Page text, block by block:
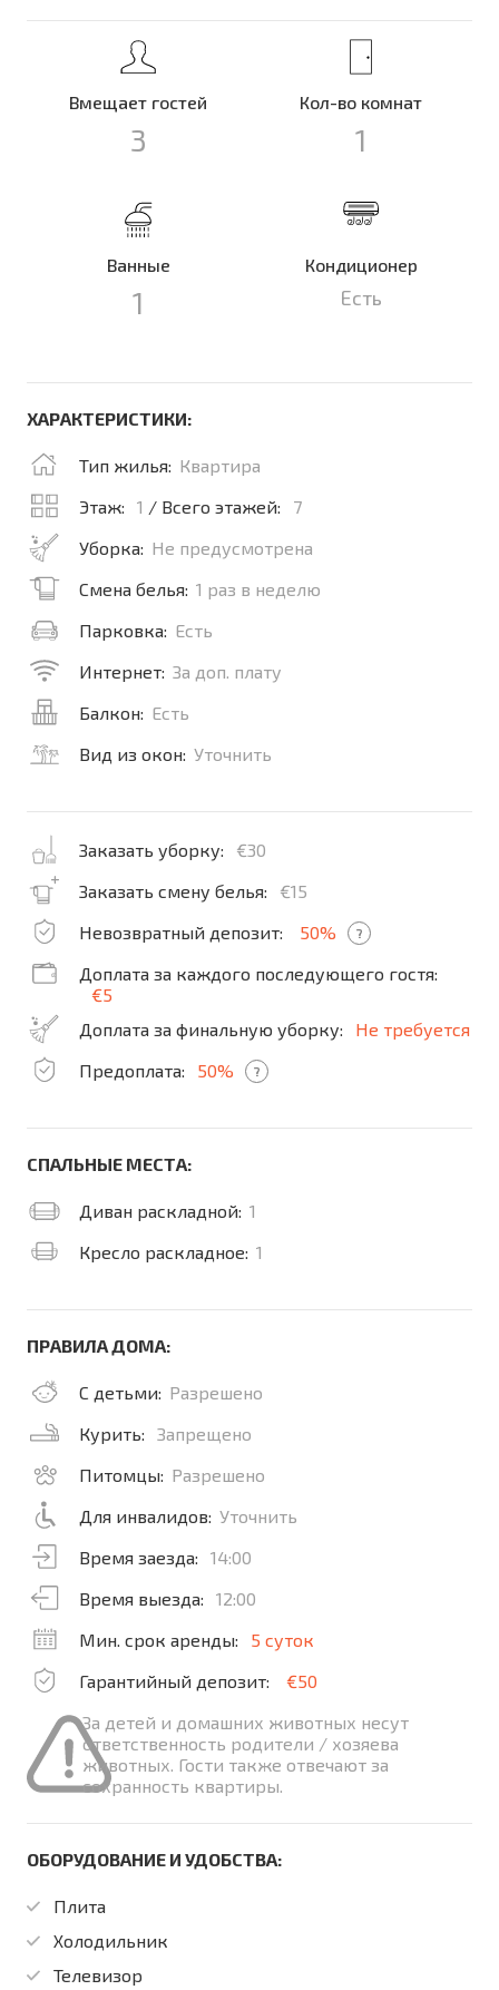
Вмещает гостей
3
Кол-во комнат
1
Ванные
1
Кондиционер
Есть
ХАРАКТЕРИСТИКИ:
Тип жилья: Квартира
Этаж:
1 / Всего этажей:
7
Уборка: Не предусмотрена
Смена белья: 1 раз в неделю
Парковка: Есть
Интернет: За доп. плату
Балкон: Есть
Вид из окон: Уточнить
Заказать уборку:
€30
Заказать смену белья:
€15
Невозвратный депозит:
50% ?
Доплата за каждого последующего гостя:
€5
Доплата за финальную уборку:
Не требуется
Предоплата:
50% ?
СПАЛЬНЫЕ МЕСТА:
Диван раскладной: 1
Кресло раскладное: 1
ПРАВИЛА ДОМА:
С детьми: Разрешено
Курить:
Запрещено
Питомцы: Разрешено
Для инвалидов: Уточнить
Время заезда:
14:00
Время выезда:
12:00
Мин. срок аренды:
5 суток
Гарантийный депозит:
€50
За детей и домашних животных несут
ответственность родители / хозяева
животных. Гости также отвечают за
сохранность квартиры.
ОБОРУДОВАНИЕ И УДОБСТВА:
Плита
Холодильник
Телевизор